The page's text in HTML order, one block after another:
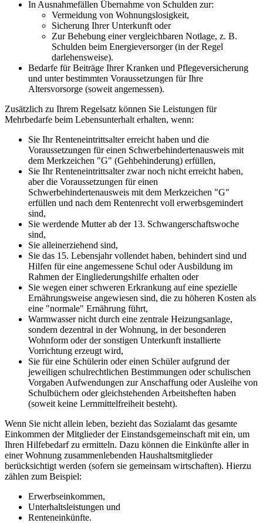
In Ausnahmefällen Übernahme von Schulden zur:
Vermeidung von Wohnungslosigkeit,
Sicherung Ihrer Unterkunft oder
Zur Behebung einer vergleichbaren Notlage, z. B.
Schulden beim Energieversorger (in der Regel
darlehensweise).
Bedarfe für Beiträge Ihrer Kranken und Pflegeversicherung
und unter bestimmten Voraussetzungen für Ihre
Altersvorsorge (soweit angemessen).
Zusätzlich zu Ihrem Regelsatz können Sie Leistungen für
Mehrbedarfe beim Lebensunterhalt erhalten, wenn:
Sie Ihr Renteneintrittsalter erreicht haben und die
Voraussetzungen für einen Schwerbehindertenausweis mit
dem Merkzeichen "G" (Gehbehinderung) erfüllen,
Sie Ihr Renteneintrittsalter zwar noch nicht erreicht haben,
aber die Voraussetzungen für einen
Schwerbehindertenausweis mit dem Merkzeichen "G"
erfüllen und nach dem Rentenrecht voll erwerbsgemindert
sind,
Sie werdende Mutter ab der 13. Schwangerschaftswoche
sind,
Sie alleinerziehend sind,
Sie das 15. Lebensjahr vollendet haben, behindert sind und
Hilfen für eine angemessene Schul oder Ausbildung im
Rahmen der Eingliederungshilfe erhalten oder
Sie wegen einer schweren Erkrankung auf eine spezielle
Ernährungsweise angewiesen sind, die zu höheren Kosten als
eine "normale" Ernährung führt,
Warmwasser nicht durch eine zentrale Heizungsanlage,
sondern dezentral in der Wohnung, in der besonderen
Wohnform oder der sonstigen Unterkunft installierte
Vorrichtung erzeugt wird,
Sie für eine Schülerin oder einen Schüler aufgrund der
jeweiligen schulrechtlichen Bestimmungen oder schulischen
Vorgaben Aufwendungen zur Anschaffung oder Ausleihe von
Schulbüchern oder gleichstehenden Arbeitsheften haben
(soweit keine Lernmittelfreiheit besteht).
Wenn Sie nicht allein leben, bezieht das Sozialamt das gesamte
Einkommen der Mitglieder der Einstandsgemeinschaft mit ein, um
Ihren Hilfebedarf zu ermitteln. Dazu können die Einkünfte aller in
einer Wohnung zusammenlebenden Haushaltsmitglieder
berücksichtigt werden (sofern sie gemeinsam wirtschaften). Hierzu
zählen zum Beispiel:
Erwerbseinkommen,
Unterhaltsleistungen und
Renteneinkünfte.